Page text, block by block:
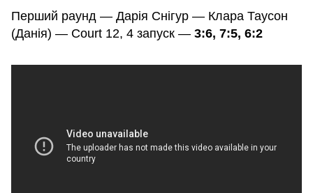
Перший раунд — Дарія Снігур — Клара Таусон
(Данія) — Court 12, 4 запуск — 3:6, 7:5, 6:2